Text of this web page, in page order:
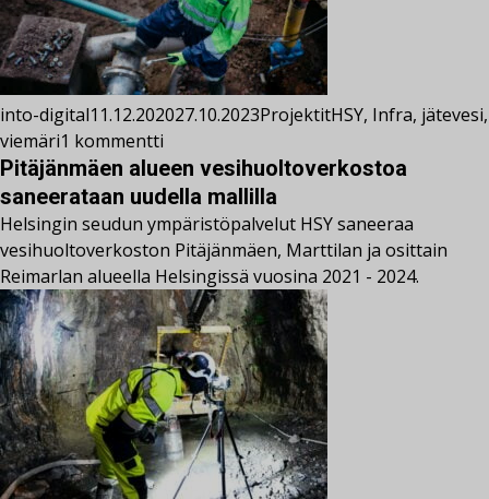
into-digital11.12.202027.10.2023ProjektitHSY, Infra, jätevesi,
viemäri1 kommentti
Pitäjänmäen alueen vesihuoltoverkostoa
saneerataan uudella mallilla
Helsingin seudun ympäristöpalvelut HSY saneeraa
vesihuoltoverkoston Pitäjänmäen, Marttilan ja osittain
Reimarlan alueella Helsingissä vuosina 2021 - 2024.